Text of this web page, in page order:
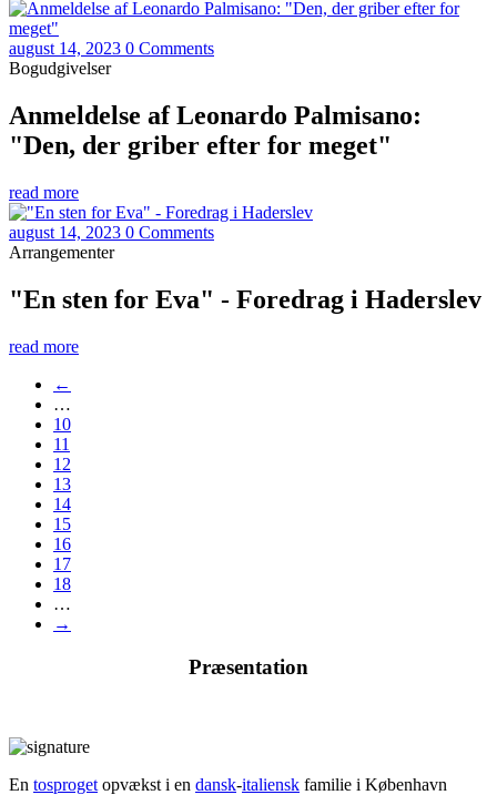
august 14, 2023 0 Comments
Bogudgivelser
Anmeldelse af Leonardo Palmisano:
"Den, der griber efter for meget"
read more
august 14, 2023 0 Comments
Arrangementer
"En sten for Eva" - Foredrag i Haderslev
read more
←
…
10
11
12
13
14
15
16
17
18
…
→
Præsentation
En tosproget opvækst i en dansk-italiensk familie i København